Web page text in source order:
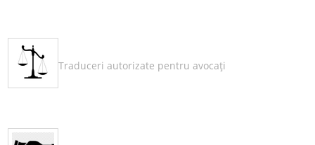
Traduceri autorizate pentru avocaţi